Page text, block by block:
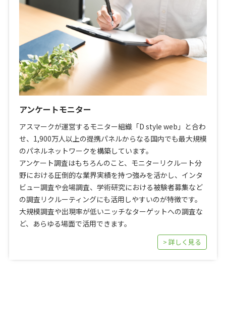
アンケートモニター
アスマークが運営するモニター組織「D style web」と合わ
せ、1,900万人以上の提携パネルからなる国内でも最大規模
のパネルネットワークを構築しています。
アンケート調査はもちろんのこと、モニターリクルート分
野における圧倒的な業界実績を持つ強みを活かし、インタ
ビュー調査や会場調査、学術研究における被験者募集など
の調査リクルーティングにも活用しやすいのが特徴です。
大規模調査や出現率が低いニッチなターゲットへの調査な
ど、あらゆる場面で活用できます。
> 詳しく見る